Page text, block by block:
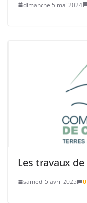
dimanche 5 mai 2024
Les travaux de
samedi 5 avril 2025 0